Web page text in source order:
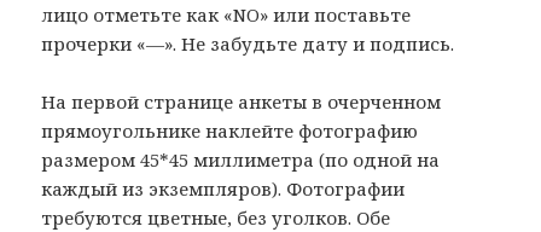
лицо отметьте как «NO» или поставьте
прочерки «—». Не забудьте дату и подпись.
На первой странице анкеты в очерченном
прямоугольнике наклейте фотографию
размером 45*45 миллиметра (по одной на
каждый из экземпляров). Фотографии
требуются цветные, без уголков. Обе